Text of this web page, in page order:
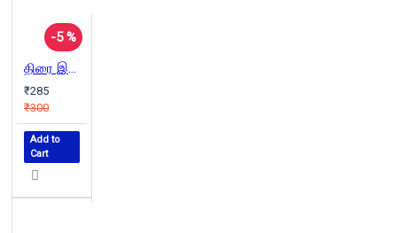
-5 %
திரை இசைப் பாடல்கள் (பாகம் 3)
₹285
₹300
Add to
Cart